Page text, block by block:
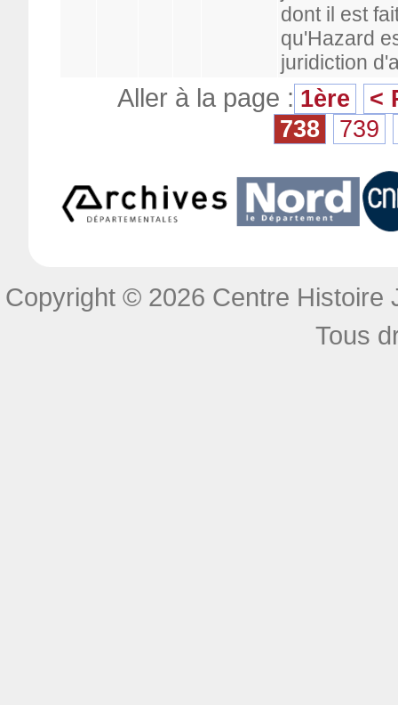
dont il est
qu'Hazard
juridiction
Aller à la page : 1ère
<
738
739
Copyright © 2026 Centre Histoire
Tous